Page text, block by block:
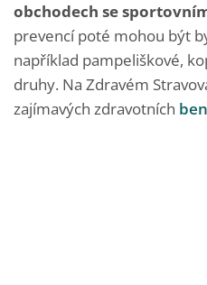
obchodech se
prevencí poté mohou být
například pampeliškové,
druhy. Na Zdravém
zajímavých zdravotních